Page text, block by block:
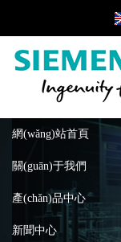
網(wǎng)站首頁
關(guān)于我們
產(chǎn)品中心
新聞中心